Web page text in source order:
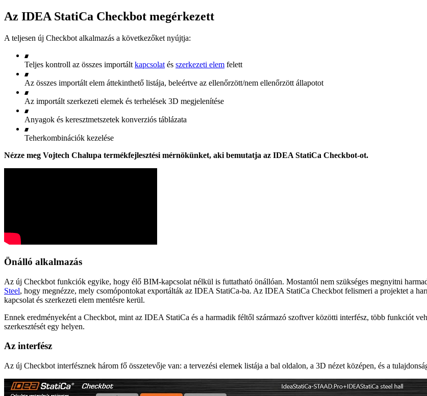
Az IDEA StatiCa Checkbot megérkezett
A teljesen új Checkbot alkalmazás a következőket nyújtja:
Teljes kontroll az összes importált kapcsolat és szerkezeti elem felett
Az összes importált elem áttekinthető listája, beleértve az ellenőrzött/nem ellenőrzött állapotot
Az importált szerkezeti elemek és terhelések 3D megjelenítése
Anyagok és keresztmetszetek konverziós táblázata
Teherkombinációk kezelése
Nézze meg Vojtech Chalupa termékfejlesztési mérnökünket, aki bemutatja az IDEA StatiCa Checkbot-ot.
Önálló alkalmazás
Az új Checkbot funkciók egyike, hogy élő BIM-kapcsolat nélkül is futtatható önállóan. Mostantól nem szükséges megnyitni
Steel, hogy megnézze, mely csomópontokat exportálták az IDEA StatiCa-ba. Az IDEA StatiCa Checkbot felismeri a projektet a
kapcsolat és szerkezeti elem mentésre kerül.
Ennek eredményeként a Checkbot, mint az IDEA StatiCa és a harmadik féltől származó szoftver közötti interfész, több funkciót
szerkesztését egy helyen.
Az interfész
Az új Checkbot interfésznek három fő összetevője van: a tervezési elemek listája a bal oldalon, a 3D nézet középen, és a